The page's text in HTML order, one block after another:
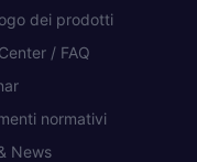
dei prodotti
/ FAQ
normativi
News